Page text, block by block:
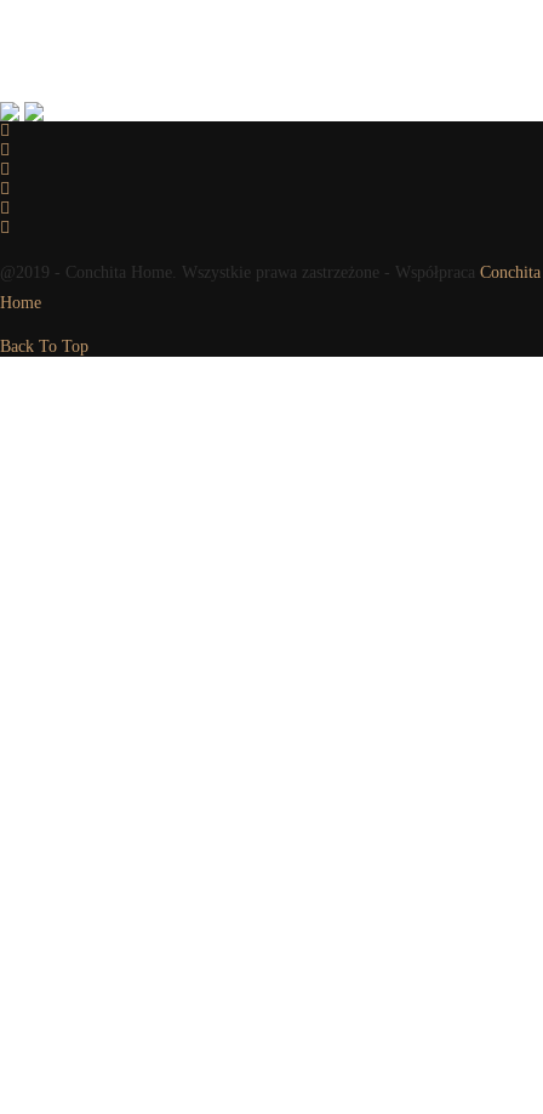
@2019 - Conchita Home. Wszystkie prawa zastrzeżone - Współpraca Conchita
Home
Back To Top